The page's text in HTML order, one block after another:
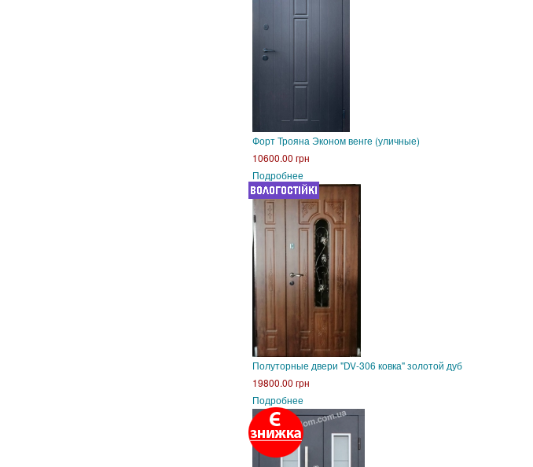
Форт Трояна Эконом венге (уличные)
10600.00 грн
Подробнее
Полуторные двери "DV-306 ковка" золотой дуб
19800.00 грн
Подробнее